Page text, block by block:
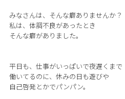
みなさんは、そんな癖ありませんか？
私は、体調不良があったとき
そんな癖がありました。
平日も、仕事がいっぱいで夜遅くまで
働いてるのに、休みの日も遊びや
自己啓発とかでパンパン。